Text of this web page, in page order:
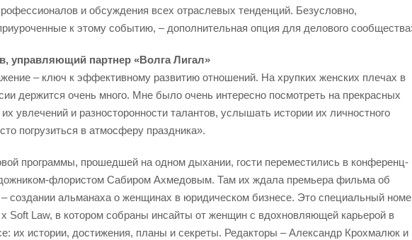
и обсуждения всех отраслевых тенденций. Безусловно,
к этому событию, – дополнительная опция для делового
управляющий партнер «Волга Лигал»
– ключ к эффективному развитию отношений. На хрупких женских плечах в
держится очень много. Мне было очень интересно посмотреть на прекрасных
их увлечений и разносторонности талантов, услышать истории их личностного
погрузиться в атмосферу праздника».
программы, прошедшей на одном дыхании, гости переместились в конференц-
флористом Сабиром Ахмедовым. Там их ждала премьера фильма об
– создании альманаха о женщинах в юридическом бизнесе. Это специальный
Soft Law, в котором собраны инсайты от женщин с вдохновляющей карьерой в
их истории, достижения, планы и секреты. Редакторы – Александр Крохмалюк и